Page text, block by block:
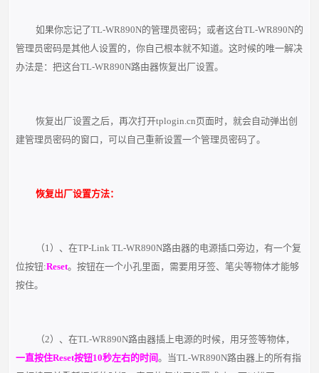
如果你忘记了TL-WR890N的管理员密码；或者这台TL-WR890N的
管理员密码是其他人设置的，你自己根本就不知道。这时候的唯一解决
办法是：把这台TL-WR890N路由器恢复出厂设置。
恢复出厂设置之后，再次打开tplogin.cn页面时，就会自动弹出创
建管理员密码的窗口，可以自己重新设置一个管理员密码了。
恢复出厂设置方法：
（1）、在TP-Link TL-WR890N路由器的电源插口旁边，有一个复
位按钮:Reset。按钮在一个小孔里面，需要用牙签、笔尖等物体才能够
按住。
（2）、在TL-WR890N路由器插上电源的时候，用牙签等物体，
一直按住Reset按钮10秒左右的时间。当TL-WR890N路由器上的所有指